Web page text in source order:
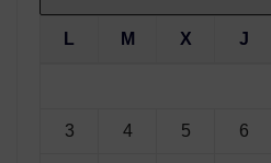
L M X J
3 4 5 6